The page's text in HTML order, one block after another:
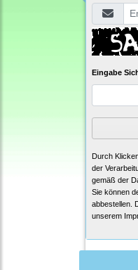
Eingabe
Durch
der
gemäß der
Sie können
abbestellen.
unserem